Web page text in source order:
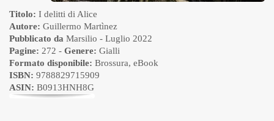
Titolo: I delitti di Alice
Autore: Guillermo Martìnez
Pubblicato da Marsilio - Luglio 2022
Pagine: 272 - Genere: Gialli
Formato disponibile: Brossura, eBook
ISBN: 9788829715909
ASIN: B0913HNH8G